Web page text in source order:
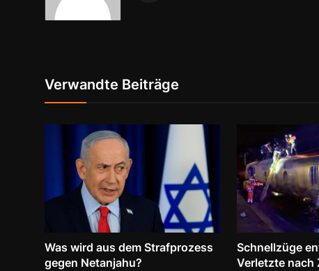
Verwandte Beiträge
Was wird aus dem Strafprozess
gegen Netanjahu?
Schnellzüge
Verletzte nach